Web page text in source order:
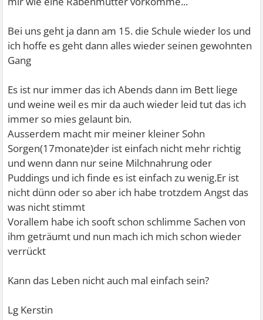
Bei uns geht ja dann am 15. die Schule wieder los und
ich hoffe es geht dann alles wieder seinen gewohnten
Gang
Es ist nur immer das ich Abends dann im Bett liege
und weine weil es mir da auch wieder leid tut das ich
immer so mies gelaunt bin.
Ausserdem macht mir meiner kleiner Sohn
Sorgen(17monate)der ist einfach nicht mehr richtig
und wenn dann nur seine Milchnahrung oder
Puddings und ich finde es ist einfach zu wenig.Er ist
nicht dünn oder so aber ich habe trotzdem Angst das
was nicht stimmt
Vorallem habe ich sooft schon schlimme Sachen von
ihm geträumt und nun mach ich mich schon wieder
verrückt
Kann das Leben nicht auch mal einfach sein?
Lg Kerstin